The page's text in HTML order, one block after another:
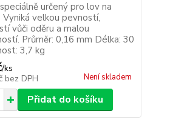
určený pro lov na
Vyniká velkou pevností,
vůči oděru a malou
Průměr: 0,16 mm Délka: 30
3,7 kg
/ks
bez DPH Není skladem
Přidat do košíku